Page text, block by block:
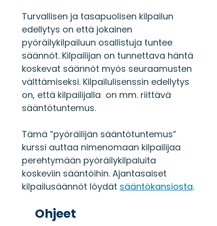
Turvallisen ja tasapuolisen kilpailun
edellytys on että jokainen
pyöräilykilpailuun osallistuja tuntee
säännöt. Kilpailijan on tunnettava häntä
koskevat säännöt myös seuraamusten
välttämiseksi. Kilpailulisenssin edellytys
on, että kilpailijalla on mm. riittävä
sääntötuntemus.
Tämä ”pyöräilijän sääntötuntemus”
kurssi auttaa nimenomaan kilpailijaa
perehtymään pyöräilykilpaluita
koskeviin sääntöihin. Ajantasaiset
kilpailusäännöt löydät sääntökansiosta.
Ohjeet